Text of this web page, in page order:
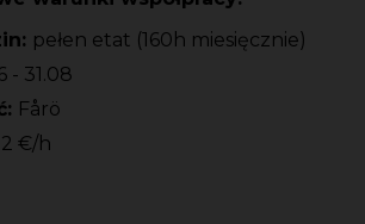
pełen etat (160h miesięcznie)
- 31.08
Fårö
€/h